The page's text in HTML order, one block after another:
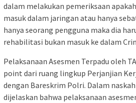
dalam melakukan pemeriksaan
masuk dalam jaringan atau hanya
hanya seorang pengguna maka dia
rehabilitasi bukan masuk ke dalam
Pelaksanaan Asesmen Terpadu oleh
point dari ruang lingkup Perjanjian
dengan Bareskrim Polri. Dalam
dijelaskan bahwa pelaksanaan